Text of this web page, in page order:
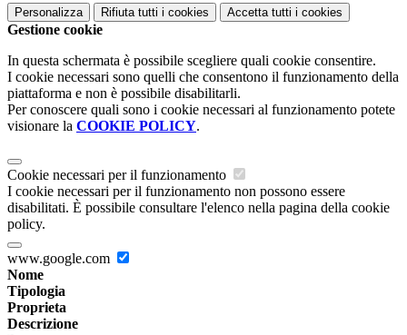
Personalizza Rifiuta tutti i cookies Accetta tutti i cookies
Gestione cookie
In questa schermata è possibile scegliere quali cookie consentire.
I cookie necessari sono quelli che consentono il funzionamento della
piattaforma e non è possibile disabilitarli.
Per conoscere quali sono i cookie necessari al funzionamento potete
visionare la COOKIE POLICY.
Cookie necessari per il funzionamento
I cookie necessari per il funzionamento non possono essere
disabilitati. È possibile consultare l'elenco nella pagina della cookie
policy.
www.google.com
Nome
Tipologia
Proprieta
Descrizione